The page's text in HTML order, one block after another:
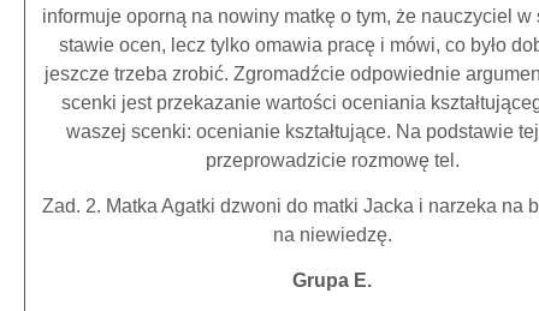
informuje oporną na nowiny matkę o tym, że nauczyciel w
stawie ocen, lecz tylko omawia pracę i mówi, co było
jeszcze trzeba zrobić. Zgromadźcie odpowiednie
scenki jest przekazanie wartości oceniania
waszej scenki: ocenianie kształtujące. Na podstawie
przeprowadzicie rozmowę tel.
Zad. 2. Matka Agatki dzwoni do matki Jacka i narzeka na
na niewiedzę.
Grupa E.